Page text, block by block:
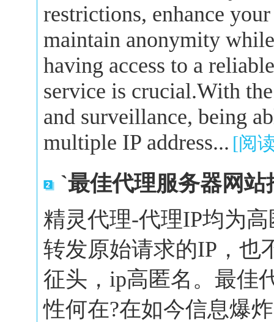
restrictions, enhance
maintain anonymity
having access to a
service is crucial.With
and surveillance, being
multiple IP address... [阅
`最佳代理服务器网
精灵代理-代理IP均为
转发原始请求的IP，也
征头，ip高匿名。最佳
性何在?在如今信息爆